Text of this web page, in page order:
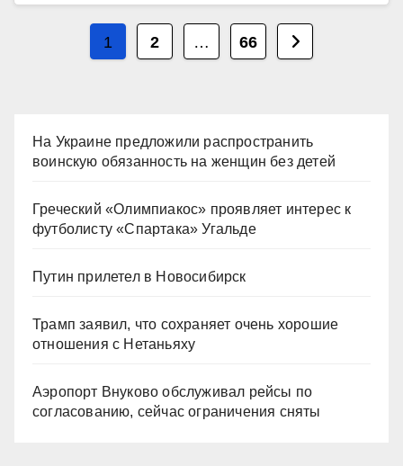
Пагинация
1 2 … 66
На Украине предложили распространить
воинскую обязанность на женщин без детей
Греческий «Олимпиакос» проявляет интерес к
футболисту «Спартака» Угальде
Путин прилетел в Новосибирск
Трамп заявил, что сохраняет очень хорошие
отношения с Нетаньяху
Аэропорт Внуково обслуживал рейсы по
согласованию, сейчас ограничения сняты